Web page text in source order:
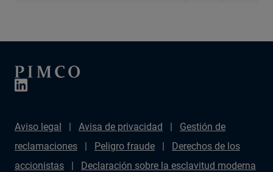
Aviso legal Avisa de privacidad
Gestión de
reclamaciones
Peligro fraude
Derechos de los
accionistas
Declaración sobre la esclavitud moderna